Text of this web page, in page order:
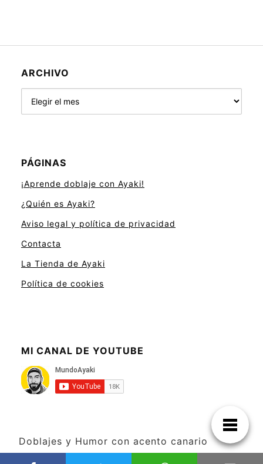
ARCHIVO
PÁGINAS
¡Aprende doblaje con Ayaki!
¿Quién es Ayaki?
Aviso legal y política de privacidad
Contacta
La Tienda de Ayaki
Política de cookies
MI CANAL DE YOUTUBE
Doblajes y Humor con acento canario